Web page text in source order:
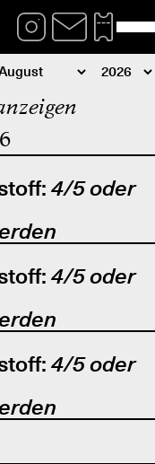
4/5 oder
4/5 oder
4/5 oder